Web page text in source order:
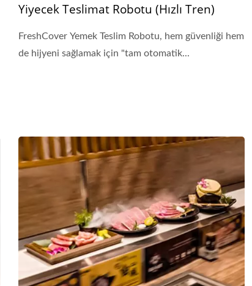
Yiyecek Teslimat Robotu (Hızlı Tren)
FreshCover Yemek Teslim Robotu, hem güvenliği hem
de hijyeni sağlamak için "tam otomatik...